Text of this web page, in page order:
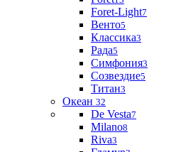
Foret-Light7
Венто5
Классика3
Рада5
Симфония3
Созвездие5
Титан3
Океан 32
De Vesta7
Milano8
Riva3